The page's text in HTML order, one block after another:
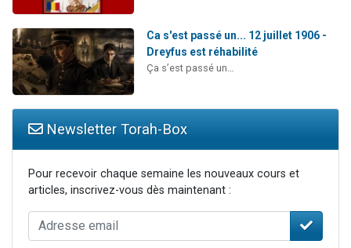
Ca s'est passé un... 12 juillet 1906 -
Dreyfus est réhabilité
Ça s’est passé un…
Newsletter Torah-Box
Pour recevoir chaque semaine les nouveaux cours et
articles, inscrivez-vous dès maintenant :